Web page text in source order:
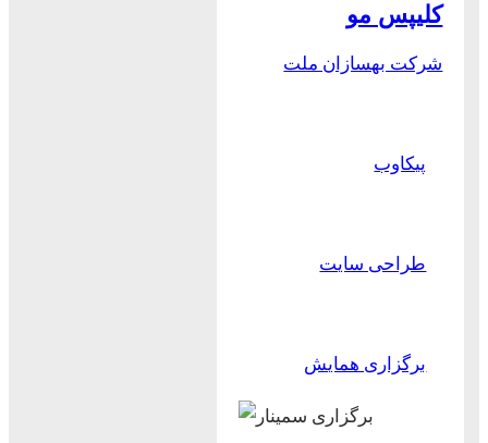
کلیپس مو
شرکت بهسازان ملت
پیکاوب
طراحی سایت
برگزاری همایش